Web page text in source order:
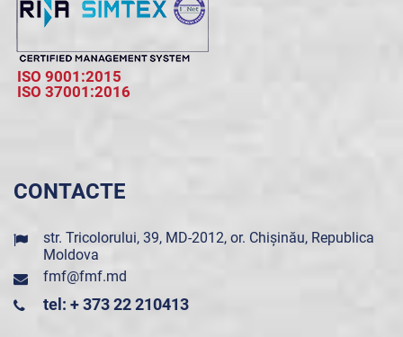
ISO 9001:2015
ISO 37001:2016
CONTACTE
str. Tricolorului, 39, MD-2012, or. Chișinău, Republica
Moldova
fmf@fmf.md
tel: + 373 22 210413